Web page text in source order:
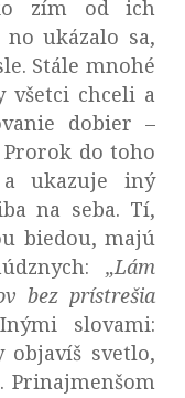
zím od ich
ukázalo sa,
Stále mnohé
všetci chceli a
dobier –
do toho
ukazuje iný
na seba. Tí,
biedou, majú
„Lám
bez prístrešia
Inými slovami:
objavíš svetlo,